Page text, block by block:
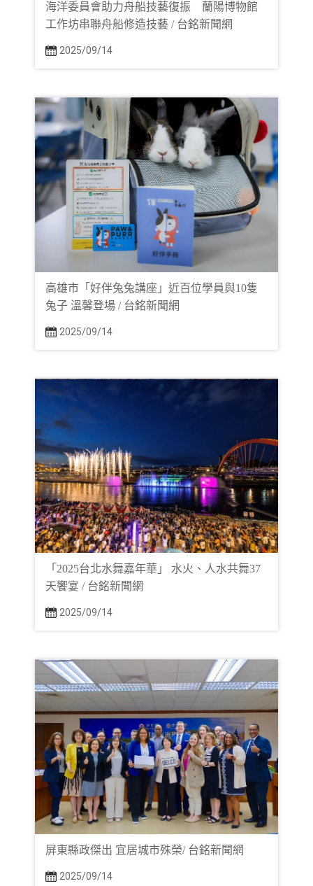
海洋委員會助力舟船技藝復振 蘭陽博物館
工作坊串聯舟船修造技藝 / 台銘新聞網
2025/09/14
高雄市「好伴兔兔講座」近百位學員與10隻
兔子 溫馨登場 / 台銘新聞網
2025/09/14
「2025台北水舞嘉年華」 水火、人水共舞37
天饗宴 / 台銘新聞網
2025/09/14
屏東縣政傑出 宜居城市殊榮/ 台銘新聞網
2025/09/14